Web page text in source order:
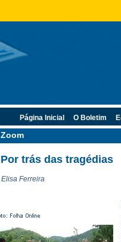
Zoom
Por trás das tragédias
Elisa Ferreira
Página Inicial O Boletim